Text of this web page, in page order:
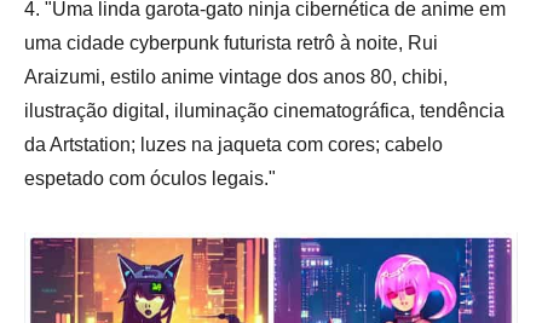
4. "Uma linda garota-gato ninja cibernética de anime em
uma cidade cyberpunk futurista retrô à noite, Rui
Araizumi, estilo anime vintage dos anos 80, chibi,
ilustração digital, iluminação cinematográfica, tendência
da Artstation; luzes na jaqueta com cores; cabelo
espetado com óculos legais."